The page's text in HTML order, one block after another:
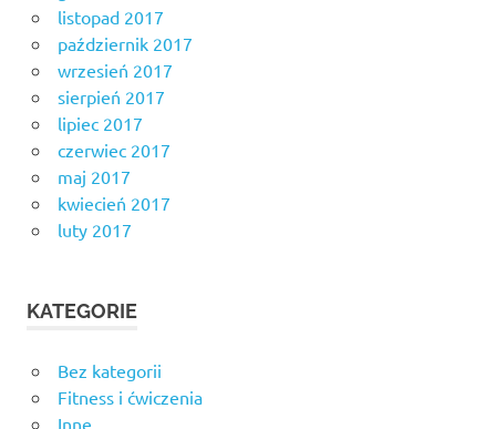
listopad 2017
październik 2017
wrzesień 2017
sierpień 2017
lipiec 2017
czerwiec 2017
maj 2017
kwiecień 2017
luty 2017
KATEGORIE
Bez kategorii
Fitness i ćwiczenia
Inne